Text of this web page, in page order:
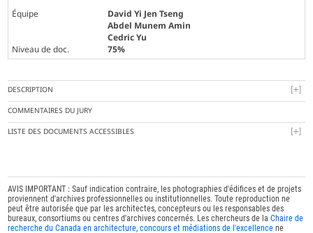
Équipe
David Yi Jen Tseng
Abdel Munem Amin
Cedric Yu
Niveau de doc.
75%
DESCRIPTION
COMMENTAIRES DU JURY
LISTE DES DOCUMENTS ACCESSIBLES
AVIS IMPORTANT : Sauf indication contraire, les photographies d'édifices et de projets
proviennent d'archives professionnelles ou institutionnelles. Toute reproduction ne
peut être autorisée que par les architectes, concepteurs ou les responsables des
bureaux, consortiums ou centres d'archives concernés. Les chercheurs de laChaire de
recherche du Canada en architecture, concours et médiations de l'excellence ne